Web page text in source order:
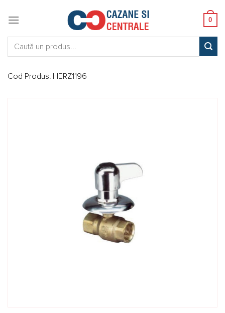
0
Cod Produs: HERZ1196